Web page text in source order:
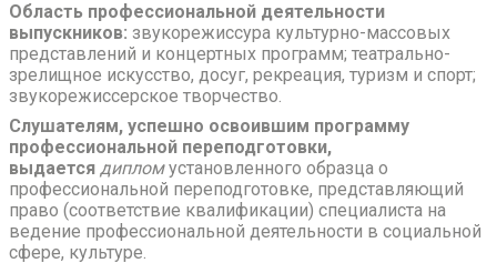
Область профессиональной деятельности
выпускников: звукорежиссура культурно-массовых
представлений и концертных программ; театрально-
зрелищное искусство, досуг, рекреация, туризм и спорт;
звукорежиссерское творчество.
Слушателям, успешно освоившим программу
профессиональной переподготовки,
выдается дипломустановленного образца о
профессиональной переподготовке, представляющий
право (соответствие квалификации) специалиста на
ведение профессиональной деятельности в социальной
сфере, культуре.